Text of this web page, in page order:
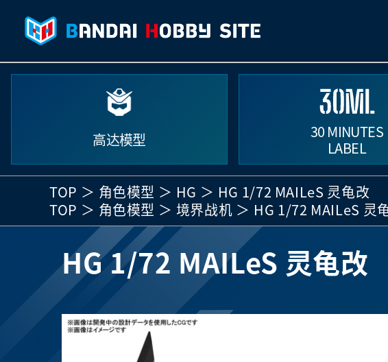
高达模型
30 MINUTES
LABEL
TOP 角色模型 HG
HG 1/72 MAILeS 灵龟改
TOP
角色模型 境界战机 HG 1/72 MAILeS 灵
HG 1/72 MAILeS 灵龟改